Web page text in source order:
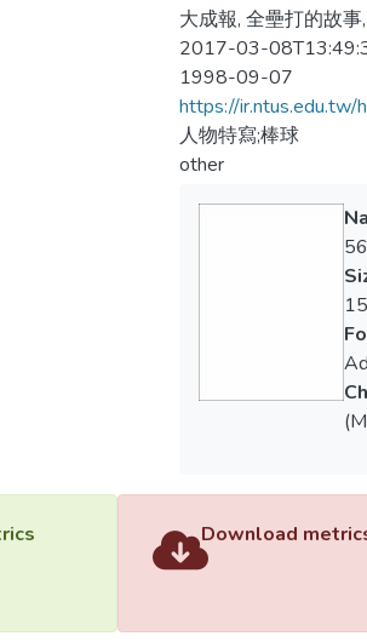
大成報, 全壘打的故事
2017-03-
1998-09-07
https://
人物特寫;棒球
other
Download